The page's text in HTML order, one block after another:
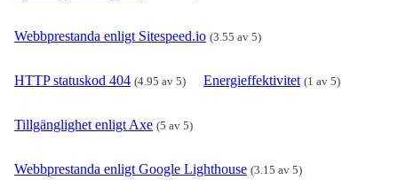
Webbprestanda enligt Sitespeed.io (3.55 av 5)
HTTP statuskod 404 (4.95 av 5) Energieffektivitet (1 av 5)
Tillgänglighet enligt Axe (5 av 5)
Webbprestanda enligt Google Lighthouse (3.15 av 5)